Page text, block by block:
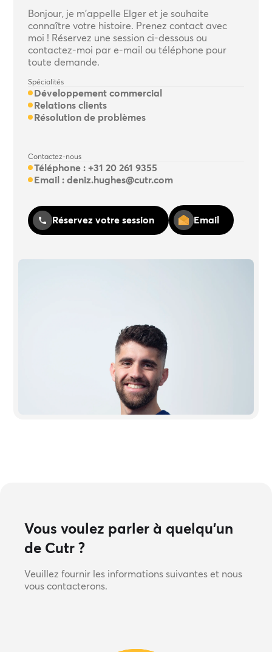
Bonjour, je m'appelle Elger et je souhaite
connaître votre histoire. Prenez contact avec
moi ! Réservez une session ci-dessous ou
contactez-moi par e-mail ou téléphone pour
toute demande.
Spécialités
Développement commercial
Relations clients
Résolution de problèmes
Contactez-nous
Téléphone :+31 20 261 9355
Email :deniz.hughes@cutr.com
Réservez votre session Email
Vous voulez parler à quelqu'un
de Cutr ?
Veuillez fournir les informations suivantes et nous
vous contacterons.